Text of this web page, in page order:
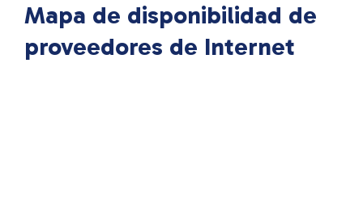
Mapa de disponibilidad de
proveedores de Internet